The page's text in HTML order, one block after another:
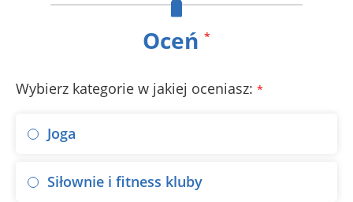
Oceń *
Wybierz kategorie w jakiej oceniasz: *
Joga
Siłownie i fitness kluby